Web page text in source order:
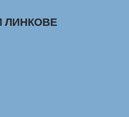
ЛИНКОВЕ